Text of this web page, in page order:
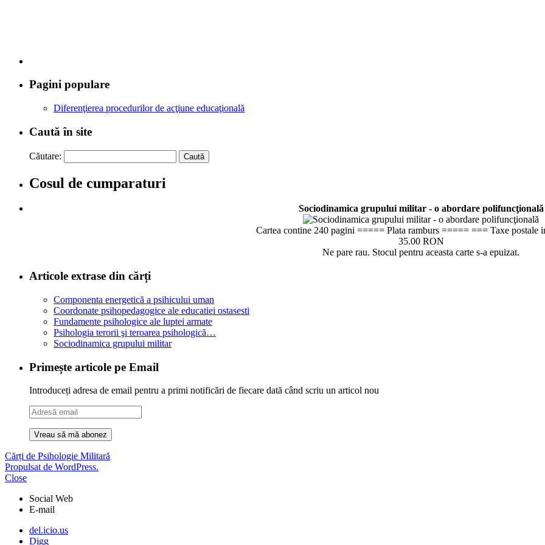
Pagini populare
Diferenţierea procedurilor de acţiune educaţională
Caută în site
Căutare:
Cosul de cumparaturi
Sociodinamica grupului militar - o abordare polifuncţională
Cartea contine 240 pagini ===== Plata ramburs ===== === Taxe postale
35.00 RON
Ne pare rau. Stocul pentru aceasta carte s-a epuizat.
Articole extrase din cărți
Componenta energetică a psihicului uman
Coordonate psihopedagogice ale educatiei ostasesti
Fundamente psihologice ale luptei armate
Psihologia terorii şi teroarea psihologică…
Sociodinamica grupului militar
Primește articole pe Email
Introduceți adresa de email pentru a primi notificări de fiecare dată când scriu un articol nou
Adresă
email
Cărți de Psihologie Militară
Propulsat de WordPress.
Close
Social Web
E-mail
del.icio.us
Digg